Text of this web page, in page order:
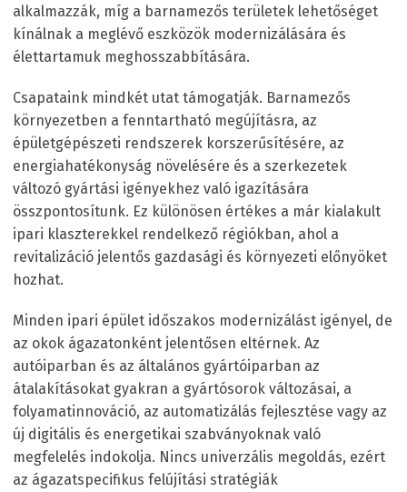
alkalmazzák, míg a barnamezős területek lehetőséget
kínálnak a meglévő eszközök modernizálására és
élettartamuk meghosszabbítására.
Csapataink mindkét utat támogatják. Barnamezős
környezetben a fenntartható megújításra, az
épületgépészeti rendszerek korszerűsítésére, az
energiahatékonyság növelésére és a szerkezetek
változó gyártási igényekhez való igazítására
összpontosítunk. Ez különösen értékes a már kialakult
ipari klaszterekkel rendelkező régiókban, ahol a
revitalizáció jelentős gazdasági és környezeti előnyöket
hozhat.
Minden ipari épület időszakos modernizálást igényel, de
az okok ágazatonként jelentősen eltérnek. Az
autóiparban és az általános gyártóiparban az
átalakításokat gyakran a gyártósorok változásai, a
folyamatinnováció, az automatizálás fejlesztése vagy az
új digitális és energetikai szabványoknak való
megfelelés indokolja. Nincs univerzális megoldás, ezért
az ágazatspecifikus felújítási stratégiák